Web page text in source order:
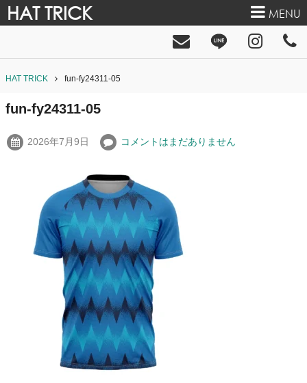
HAT TRICK MENU
HAT TRICK fun-fy24311-05
fun-fy24311-05
2026年7月9日 コメントはまだありません